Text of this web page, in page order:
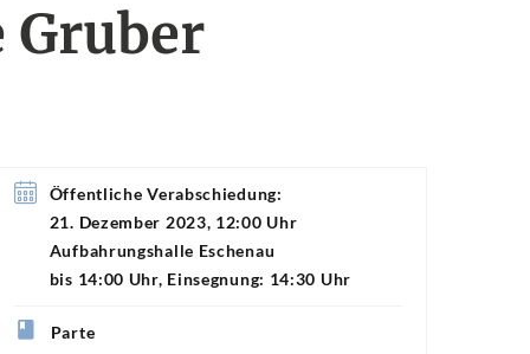
Öffentliche Verabschiedung:
21. Dezember 2023, 12:00 Uhr
Aufbahrungshalle Eschenau
bis 14:00 Uhr, Einsegnung: 14:30 Uhr
Parte